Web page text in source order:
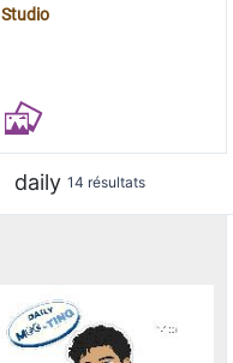
Studio
daily 14 résultats